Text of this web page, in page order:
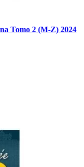
Tomo 2 (M-Z) 2024